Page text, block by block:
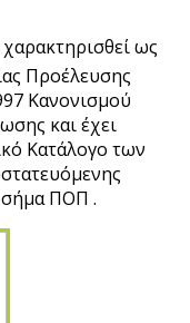
ως
Προέλευσης
Κανονισμού
και έχει
Κατάλογο των
σήμα ΠΟΠ .